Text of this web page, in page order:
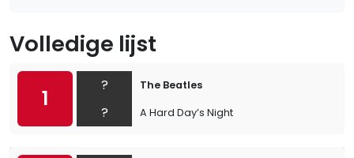
Volledige lijst
1
?
?
The Beatles
A Hard Day’s Night